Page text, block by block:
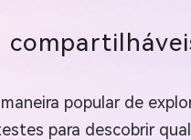
popular de
para descobrir